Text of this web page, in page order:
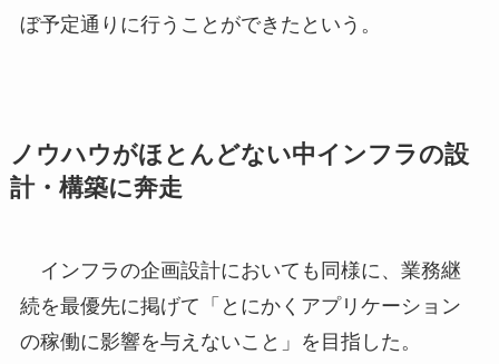
ぼ予定通りに行うことができたという。
ノウハウがほとんどない中インフラの設
計・構築に奔走
インフラの企画設計においても同様に、業務継
続を最優先に掲げて「とにかくアプリケーション
の稼働に影響を与えないこと」を目指した。